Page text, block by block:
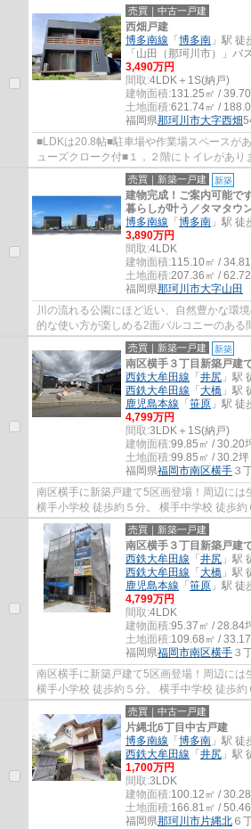
売買｜中古一戸建
西畑戸建
博多南線 「 博多南 」駅 徒
「山田（那珂川市）」
3,490万円
間取:4LDK＋1S(納戸)
建物面積:131.25㎡ /
土地面積:621.74㎡ /
福岡県那珂川市大字西畑
■LDKは20.8帖■駐車場や作業場スペースが
ューズクローク付■１，２階にトイレがあ
ト■2013年築■ウッドデッキ
売買｜新築一戸建 新築
建物完成！ご案内可能で
暮らしが叶う／タマタウ
博多南線 「 博多南 」駅 徒
3,890万円
間取:4LDK
建物面積:115.10㎡ /
土地面積:207.36㎡ /
福岡県那珂川市大字山田
川の流れる公園にほど近い、自然豊かな環
的な使い方が楽しめる2面バルコニーのある
売買｜新築一戸建 新築
南区横手３丁目新築戸建
西鉄大牟田線 「 井尻 」駅
西鉄大牟田線 「 大橋 」駅
鹿児島本線 「 笹原 」駅 徒
4,799万円
間取:3LDK＋1S(納戸)
建物面積:99.85㎡ / 30.20
土地面積:99.85㎡ / 30.2坪
福岡県福岡市南区横手 ３
南区横手に新築戸建て5区画登場！周辺には
横手小学校 徒歩約５分。 横手中学校 徒歩
りすぎない距離感。★★店舗は博多南駅から
売買｜新築一戸建
南区横手３丁目新築戸建
西鉄大牟田線 「 井尻 」駅
西鉄大牟田線 「 大橋 」駅
鹿児島本線 「 笹原 」駅 徒
4,799万円
間取:4LDK
建物面積:95.37㎡ / 28.84
土地面積:109.68㎡ /
福岡県福岡市南区横手 ３
南区横手に新築戸建て5区画登場！周辺には
横手小学校 徒歩約５分。 横手中学校 徒歩
りすぎない距離感。★★店舗は博多南駅から
売買｜中古一戸建
片縄北6丁目中古戸建
博多南線 「 博多南 」駅 徒
西鉄大牟田線 「 井尻 」駅
1,700万円
間取:3LDK
建物面積:100.12㎡ /
土地面積:166.81㎡ /
福岡県那珂川市片縄北 ６